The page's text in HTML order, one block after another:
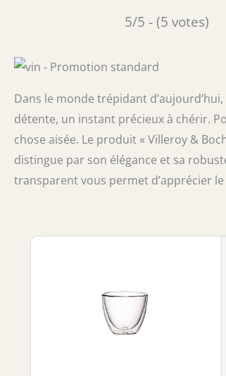
5/5 - (5 votes)
Dans le monde trépidant
détente, un instant précieux à chérir.
chose aisée. Le produit « Villeroy &
distingue par son élégance et sa
transparent vous permet d’apprécier